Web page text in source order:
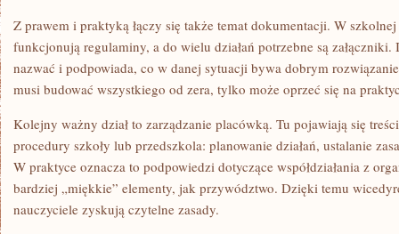
Z prawem i praktyką łączy się także temat dokumentacji. W
funkcjonują regulaminy, a do wielu działań potrzebne są
nazwać i podpowiada, co w danej sytuacji bywa dobrym
musi budować wszystkiego od zera, tylko może oprzeć się na
Kolejny ważny dział to zarządzanie placówką. Tu pojawiają się
procedury szkoły lub przedszkola: planowanie działań, ustalanie
W praktyce oznacza to podpowiedzi dotyczące współdziałania z
bardziej „miękkie” elementy, jak przywództwo. Dzięki temu
nauczyciele zyskują czytelne zasady.